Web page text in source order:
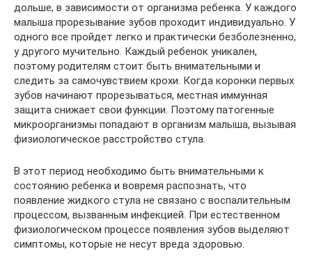
дольше, в зависимости от организма ребенка. У каждого
малыша прорезывание зубов проходит индивидуально. У
одного все пройдет легко и практически безболезненно,
у другого мучительно. Каждый ребенок уникален,
поэтому родителям стоит быть внимательными и
следить за самочувствием крохи. Когда коронки первых
зубов начинают прорезываться, местная иммунная
защита снижает свои функции. Поэтому патогенные
микроорганизмы попадают в организм малыша, вызывая
физиологическое расстройство стула.
В этот период необходимо быть внимательными к
состоянию ребенка и вовремя распознать, что
появление жидкого стула не связано с воспалительным
процессом, вызванным инфекцией. При естественном
физиологическом процессе появления зубов выделяют
симптомы, которые не несут вреда здоровью.